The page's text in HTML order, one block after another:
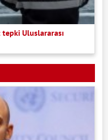
tepki Uluslararası